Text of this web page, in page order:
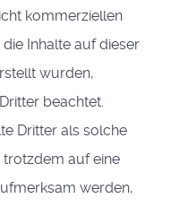
kommerziellen
Inhalte auf dieser
wurden,
beachtet.
Dritter als solche
trotzdem auf eine
werden,